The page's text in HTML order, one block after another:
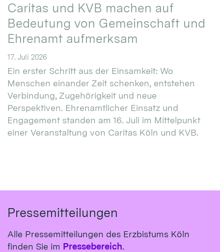
Caritas und KVB machen auf
Bedeutung von Gemeinschaft und
Ehrenamt aufmerksam
17. Juli 2026
Ein erster Schritt aus der Einsamkeit: Wo
Menschen einander Zeit schenken, entstehen
Verbindung, Zugehörigkeit und neue
Perspektiven. Ehrenamtlicher Einsatz und
Engagement standen am 16. Juli im Mittelpunkt
einer Veranstaltung von Caritas Köln und KVB.
Pressemitteilungen
Alle Pressemitteilungen des Erzbistums Köln
finden Sie im Pressebereich.